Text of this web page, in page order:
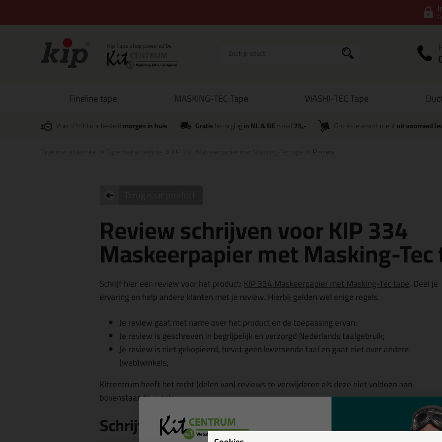
Fineline tape MASKING-TEC Tape WASHI-TEC Tape
Voor 21:00 uur besteldmorgen in huis Gratisbezorgingin NL & BEvanaf 75,- Grootste assortiment uit voorraad
Review
Review schrijven voor KIP 334
Maskeerpapier met Masking-
Schrijf hier een review voor het product:KIP 334 Maskeerpapier met Masking-Tec tape. Deel je
ervaring en help andere klanten met je review. Hierbij gelden wel enige regels.
Je review gaat met name over het product en de toepassing ervan;
Je review is geschreven in begrijpelijk en verzorgd Nederlands taalgebruik;
Je review is niet gekopieerd, bevat geen kwetsende taal en gaat niet over andere
(web)winkels;
Kitcentrum heeft het recht (delen van) reviews te verwijderen als deze niet voldoen aan
bovenstaande regels.
Schrijf een review